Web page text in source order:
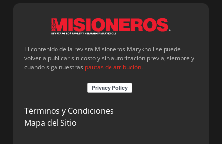
El contenido de la revista Misioneros Maryknoll se puede
volver a publicar sin costo y sin autorización previa, siempre y
cuando siga nuestras pautas de atribución.
Términos y Condiciones
Mapa del Sitio